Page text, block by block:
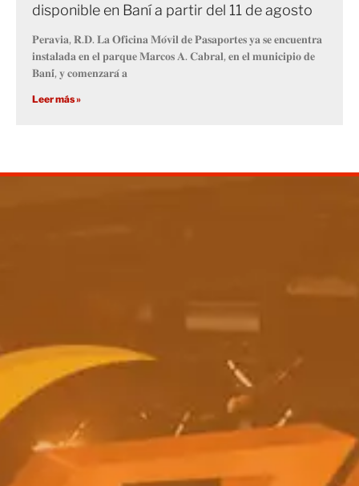
disponible en Baní a partir del 11 de agosto
𝐏𝐞𝐫𝐚𝐯𝐢𝐚, 𝐑.𝐃. 𝐋𝐚 𝐎𝐟𝐢𝐜𝐢𝐧𝐚 𝐌𝐨́𝐯𝐢𝐥 𝐝𝐞 𝐏𝐚𝐬𝐚𝐩𝐨𝐫𝐭𝐞𝐬 𝐲𝐚 𝐬𝐞 𝐞𝐧𝐜𝐮𝐞𝐧𝐭𝐫𝐚
𝐢𝐧𝐬𝐭𝐚𝐥𝐚𝐝𝐚 𝐞𝐧 𝐞𝐥 𝐩𝐚𝐫𝐪𝐮𝐞 𝐌𝐚𝐫𝐜𝐨𝐬 𝐀. 𝐂𝐚𝐛𝐫𝐚𝐥, 𝐞𝐧 𝐞𝐥 𝐦𝐮𝐧𝐢𝐜𝐢𝐩𝐢𝐨 𝐝𝐞
𝐁𝐚𝐧𝐢́, 𝐲 𝐜𝐨𝐦𝐞𝐧𝐳𝐚𝐫𝐚́ 𝐚
Leer más »